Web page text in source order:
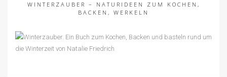
WINTERZAUBER – NATURIDEEN ZUM KOCHEN,
BACKEN, WERKELN